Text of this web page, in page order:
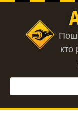
Перейти
кто
Поиск: